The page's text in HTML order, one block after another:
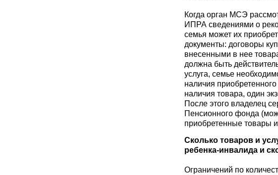
Когда орган МСЭ
ИПРА сведениями о
семья может их
документы: договоры
внесенными в нее
должна быть
услуга, семье
наличия
наличия товара, один
После этого владелец
Пенсионного фонда
приобретенные товары
Сколько товаров и
ребенка-инвалида и
Ограничений по